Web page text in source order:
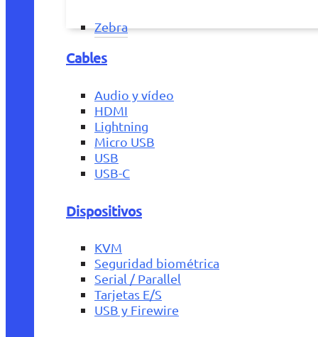
Zebra
Cables
Audio y vídeo
HDMI
Lightning
Micro USB
USB
USB-C
Dispositivos
KVM
Seguridad biométrica
Serial / Parallel
Tarjetas E/S
USB y Firewire